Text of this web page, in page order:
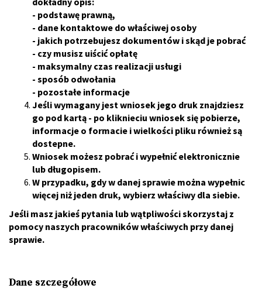
- podstawę prawną,
- dane kontaktowe do właściwej osoby
- jakich potrzebujesz dokumentów i skąd je pobrać
- czy musisz uiścić opłatę
- maksymalny czas realizacji usługi
- sposób odwołania
- pozostałe informacje
Jeśli wymagany jest wniosek jego druk znajdziesz
go pod kartą - po kliknieciu wniosek się pobierze,
informacje o formacie i wielkości pliku również są
dostepne.
Wniosek możesz pobrać i wypełnić elektronicznie
lub długopisem.
W przypadku, gdy w danej sprawie można wypełnic
więcej niż jeden druk, wybierz właściwy dla siebie.
Jeśli masz jakieś pytania lub wątpliwości skorzystaj z
pomocy naszych pracowników właściwych przy danej
sprawie.
Dane szczegółowe